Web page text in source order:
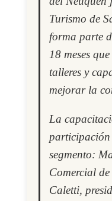
Turismo de
forma parte
18 meses
talleres y
mejorar la
La
participación
segmento:
Comercial
Caletti,